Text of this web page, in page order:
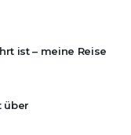
ist – meine Reise
über